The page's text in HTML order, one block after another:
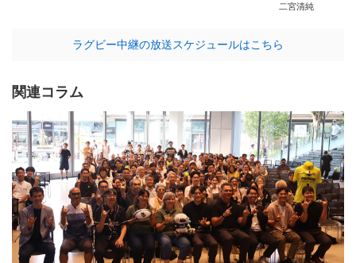
二宮清純
ラグビー中継の放送スケジュールはこちら
関連コラム